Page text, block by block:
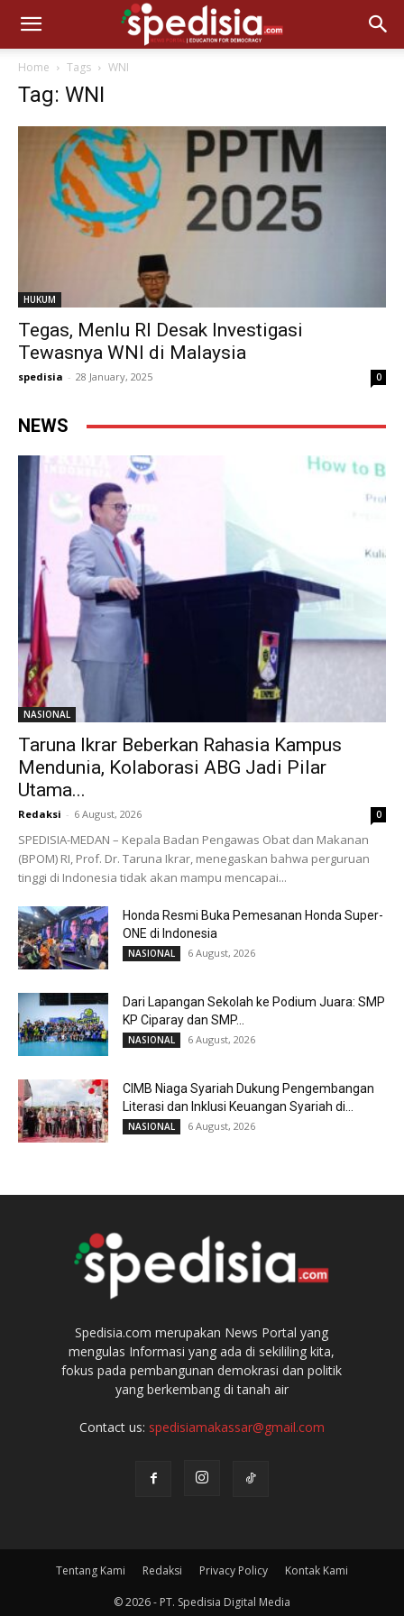
Home Tags WNI
Tag: WNI
HUKUM
Tegas, Menlu RI Desak Investigasi
Tewasnya WNI di Malaysia
spedisia - 28 January, 2025 0
NEWS
NASIONAL
Taruna Ikrar Beberkan Rahasia Kampus
Mendunia, Kolaborasi ABG Jadi Pilar
Utama...
Redaksi - 6 August, 2026 0
SPEDISIA-MEDAN – Kepala Badan Pengawas Obat dan Makanan
(BPOM) RI, Prof. Dr. Taruna Ikrar, menegaskan bahwa perguruan
tinggi di Indonesia tidak akan mampu mencapai...
Honda Resmi Buka Pemesanan Honda Super-
ONE di Indonesia
NASIONAL 6 August, 2026
Dari Lapangan Sekolah ke Podium Juara: SMP
KP Ciparay dan SMP...
NASIONAL 6 August, 2026
CIMB Niaga Syariah Dukung Pengembangan
Literasi dan Inklusi Keuangan Syariah di...
NASIONAL 6 August, 2026
Spedisia.com merupakan News Portal yang
mengulas Informasi yang ada di sekililing kita,
fokus pada pembangunan demokrasi dan politik
yang berkembang di tanah air
Contact us: spedisiamakassar@gmail.com
Tentang Kami Redaksi Privacy Policy Kontak Kami
© 2026 - PT. Spedisia Digital Media